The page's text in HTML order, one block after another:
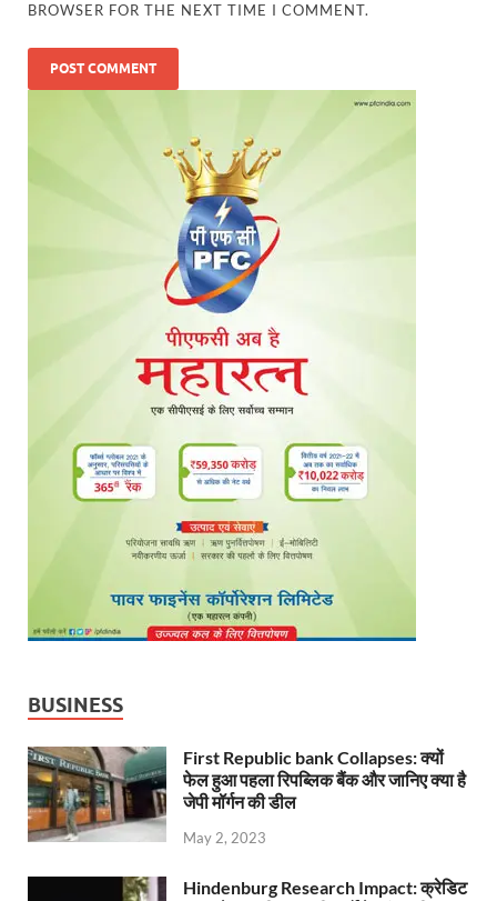
BROWSER FOR THE NEXT TIME I COMMENT.
BUSINESS
First Republic bank Collapses: क्यों
फेल हुआ पहला रिपब्लिक बैंक और जानिए क्या है
जेपी मॉर्गन की डील
May 2, 2023
Hindenburg Research Impact: क्रेडिट